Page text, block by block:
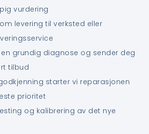
vurdering
levering til verksted eller
en grundig diagnose og sender deg
tilbud
starter vi reparasjonen
prioritet
og kalibrering av det nye